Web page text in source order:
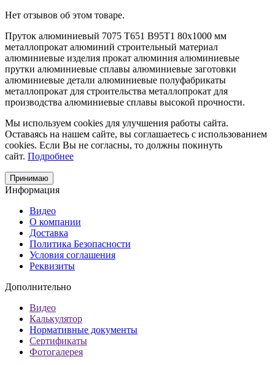
Нет отзывов об этом товаре.
Пруток алюминиевый 7075 Т651 В95Т1 80х1000 мм
металлопрокат алюминий строительный материал
алюминиевые изделия прокат алюминия алюминиевые
прутки алюминиевые сплавы алюминиевые заготовки
алюминиевые детали алюминиевые полуфабрикаты
металлопрокат для строительства металлопрокат для
производства алюминиевые сплавы высокой прочности.
Мы используем cookies для улучшения работы сайта.
Оставаясь на нашем сайте, вы соглашаетесь с использованием
cookies. Если Вы не согласны, то должны покинуть
сайт. Подробнее
Принимаю
Информация
Видео
О компании
Доставка
Политика Безопасности
Условия соглашения
Реквизиты
Дополнительно
Видео
Калькулятор
Нормативные документы
Сертификаты
Фотогалерея